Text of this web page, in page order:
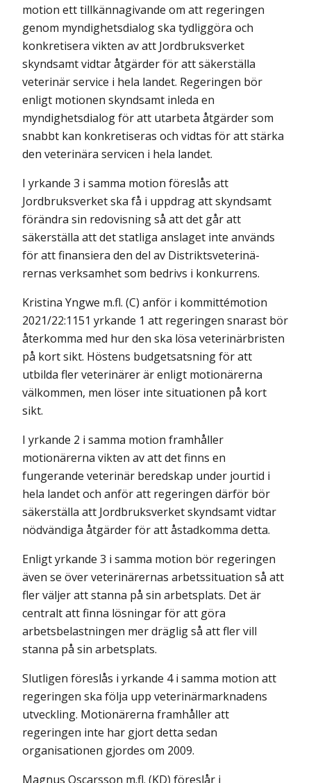
motion ett tillkänna­givande om att regeringen
genom myndighetsdialog ska tydliggöra och
konkretisera vikten av att Jordbruksverket
skyndsamt vidtar åtgärder för att säkerställa
veterinär service i hela landet. Regeringen bör
enligt motionen skyndsamt inleda en
myndighetsdialog för att utarbeta åtgärder som
snabbt kan konkretiseras och vidtas för att stärka
den veterinära servicen i hela landet.
I yrkande 3 i samma motion föreslås att
Jordbruksverket ska få i uppdrag att skyndsamt
förändra sin redovisning så att det går att
säkerställa att det statliga anslaget inte används
för att finansiera den del av Distriktsveterinä­
rernas verksamhet som bedrivs i konkurrens.
Kristina Yngwe m.fl. (C) anför i kommittémotion
2021/22:1151 yrkande 1 att regeringen snarast bör
återkomma med hur den ska lösa veterinärbristen
på kort sikt. Höstens budgetsatsning för att
utbilda fler veterinärer är enligt motionärerna
välkommen, men löser inte situationen på kort
sikt.
I yrkande 2 i samma motion framhåller
motionärerna vikten av att det finns en
fungerande veterinär beredskap under jourtid i
hela landet och anför att regeringen därför bör
säkerställa att Jordbruksverket skyndsamt vidtar
nödvändiga åtgärder för att åstadkomma detta.
Enligt yrkande 3 i samma motion bör regeringen
även se över veterinärernas arbets­situation så att
fler väljer att stanna på sin arbetsplats. Det är
centralt att finna lösningar för att göra
arbetsbelastningen mer dräglig så att fler vill
stanna på sin arbetsplats.
Slutligen föreslås i yrkande 4 i samma motion att
regeringen ska följa upp veterinärmarknadens
utveckling. Motionärerna framhåller att
regeringen inte har gjort detta sedan
organisationen gjordes om 2009.
Magnus Oscarsson m.fl. (KD) föreslår i